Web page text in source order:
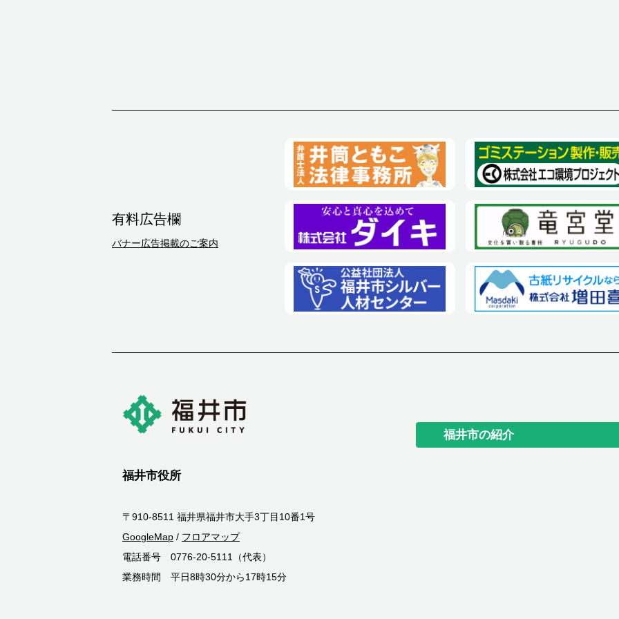
有料広告欄
バナー広告掲載のご案内
福井市役所
〒910-8511 福井県福井市大手3丁目10番1号
GoogleMap / フロアマップ
電話番号 0776-20-5111（代表）
業務時間 平日8時30分から17時15分
福井市の紹介